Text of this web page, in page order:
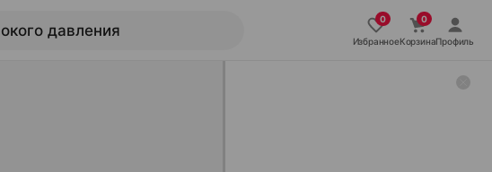
ИзбранноеКорзинаПрофиль